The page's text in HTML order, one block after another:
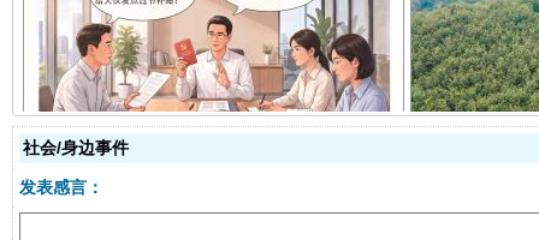
揭开“小金库”的免责幌子
社会/身边事件
发表感言：